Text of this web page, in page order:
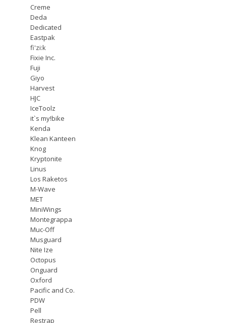
Creme
Deda
Dedicated
Eastpak
fi'zi:k
Fixie Inc.
Fuji
Giyo
Harvest
HJC
IceToolz
it`s my!bike
Kenda
Klean Kanteen
Knog
Kryptonite
Linus
Los Raketos
M-Wave
MET
MiniWings
Montegrappa
Muc-Off
Musguard
Nite Ize
Octopus
Onguard
Oxford
Pacific and Co.
PDW
Pell
Restrap